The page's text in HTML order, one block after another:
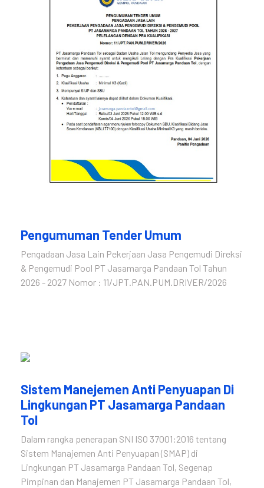
Pengumuman Tender Umum
Pengadaan Jasa Lain Pekerjaan Jasa Pengemudi Direksi
& Pengemudi Pool PT Jasamarga Pandaan Tol Tahun
2026 - 2027 Nomor : 11/JPT.PAN.PUM.DRIVER/2026
Sistem Manejemen Anti Penyuapan Di
Lingkungan PT Jasamarga Pandaan
Tol
Dalam rangka penerapan SNI ISO 37001:2016 tentang
Sistem Manajemen Anti Penyuapan (SMAP) di
Lingkungan PT Jasamarga Pandaan Tol, Segenap
Pimpinan dan Manajemen PT Jasamarga Pandaan Tol,